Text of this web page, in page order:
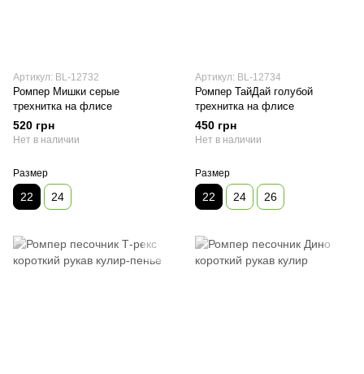
Артикул: BL-12732
Ромпер Мишки серые
трехнитка на флисе
520 грн
Нет в наличии
Размер
22 24
Артикул: BL-12734
Ромпер ТайДай голубой
трехнитка на флисе
450 грн
Нет в наличии
Размер
22 24 26